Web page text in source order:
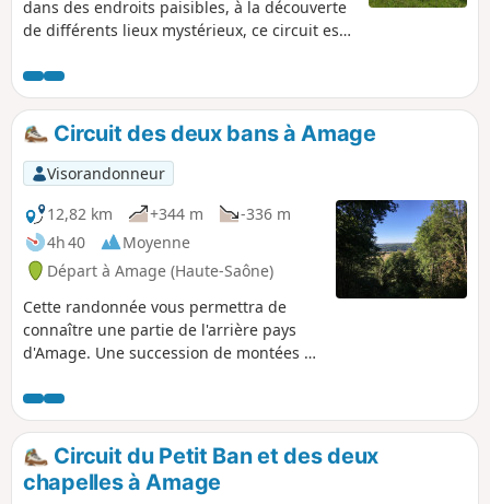
dans des endroits paisibles, à la découverte
de différents lieux mystérieux, ce circuit est
Circuit des deux bans à Amage
Visorandonneur
12,82 km
+344 m
-336 m
4h 40
Moyenne
Départ à Amage (Haute-Saône)
Cette randonnée vous permettra de
connaître une partie de l'arrière pays
d'Amage. Une succession de montées et
beaux panoramas sur la vallée du
Breuchin, un plateau riche de fermes et
de champs, un bel étang et, pour finir,
un long passage en forêt. C'est un
parcours assez ombragé dont la
Circuit du Petit Ban et des deux
chapelles à Amage